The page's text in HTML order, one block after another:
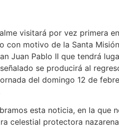
visitará por vez primera
con motivo de la Santa
Juan Pablo II que tendrá
se producirá al
del domingo 12 de
esta noticia, en la que
celestial protectora